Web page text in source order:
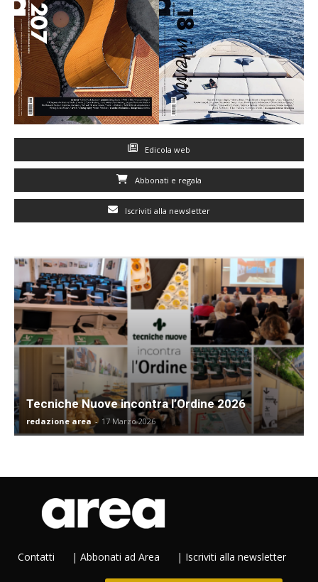
Edicola web
Abbonati e regala
Iscriviti alla newsletter
Tecniche Nuove incontra l’Ordine 2026
redazione area - 17 Marzo 2026
Contatti | Abbonati ad Area | Iscriviti alla newsletter